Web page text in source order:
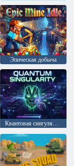
Эпическая добыча
Квантовая сингулярность